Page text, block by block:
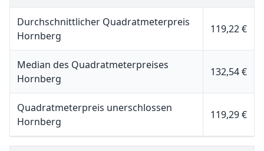
Durchschnittlicher Quadratmeterpreis
Hornberg
119,22 €
Median des Quadratmeterpreises
Hornberg
132,54 €
Quadratmeterpreis unerschlossen
Hornberg
119,29 €